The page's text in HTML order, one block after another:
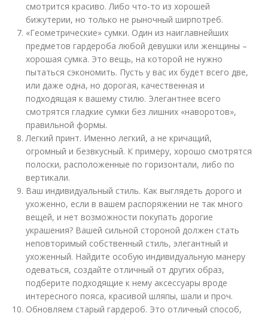
смотрится красиво. Либо что-то из хорошей
бижутерии, но только не рыночный ширпотреб.
«Геометрические» сумки. Один из наиглавнейших
предметов гардероба любой девушки или женщины –
хорошая сумка. Это вещь, на которой не нужно
пытаться сэкономить. Пусть у вас их будет всего две,
или даже одна, но дорогая, качественная и
подходящая к вашему стилю. Элегантнее всего
смотрятся гладкие сумки без лишних «наворотов»,
правильной формы.
Легкий принт. Именно легкий, а не кричащий,
огромный и безвкусный. К примеру, хорошо смотрятся
полоски, расположенные по горизонтали, либо по
вертикали.
Ваш индивидуальный стиль. Как выглядеть дорого и
ухоженно, если в вашем распоряжении не так много
вещей, и нет возможности покупать дорогие
украшения? Вашей сильной стороной должен стать
неповторимый собственный стиль, элегантный и
ухоженный. Найдите особую индивидуальную манеру
одеваться, создайте отличный от других образ,
подберите подходящие к нему аксессуары вроде
интересного пояса, красивой шляпы, шали и проч.
Обновляем старый гардероб. Это отличный способ,